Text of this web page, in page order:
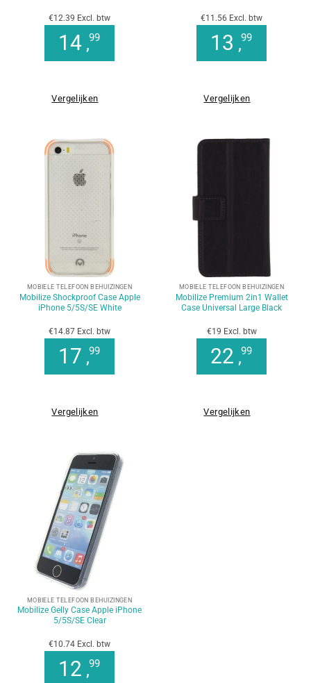
€12.39 Excl. btw
14 ,99
Vergelijken
€11.56 Excl. btw
13 ,99
Vergelijken
MOBIELE TELEFOON BEHUIZINGEN
Mobilize Shockproof Case Apple
iPhone 5/5S/SE White
€14.87 Excl. btw
17 ,99
Vergelijken
MOBIELE TELEFOON BEHUIZINGEN
Mobilize Premium 2in1 Wallet
Case Universal Large Black
€19 Excl. btw
22 ,99
Vergelijken
MOBIELE TELEFOON BEHUIZINGEN
Mobilize Gelly Case Apple iPhone
5/5S/SE Clear
€10.74 Excl. btw
12 ,99